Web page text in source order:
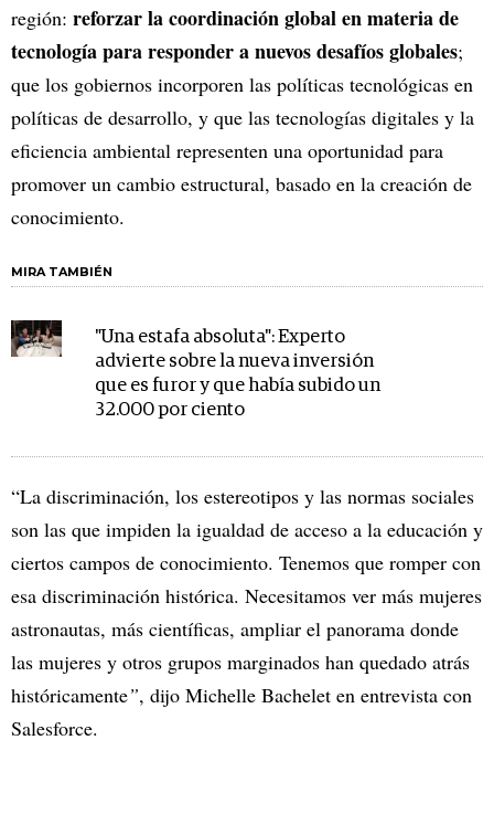
región: reforzar la coordinación global en materia de
tecnología para responder a nuevos desafíos globales;
que los gobiernos incorporen las políticas tecnológicas en
políticas de desarrollo, y que las tecnologías digitales y la
eficiencia ambiental representen una oportunidad para
promover un cambio estructural, basado en la creación de
conocimiento.
MIRA TAMBIÉN
"Una estafa absoluta": Experto
advierte sobre la nueva inversión
que es furor y que había subido un
32.000 por ciento
“La discriminación, los estereotipos y las normas sociales
son las que impiden la igualdad de acceso a la educación y
ciertos campos de conocimiento. Tenemos que romper con
esa discriminación histórica. Necesitamos ver más mujeres
astronautas, más científicas, ampliar el panorama donde
las mujeres y otros grupos marginados han quedado atrás
históricamente”, dijo Michelle Bachelet en entrevista con
Salesforce.